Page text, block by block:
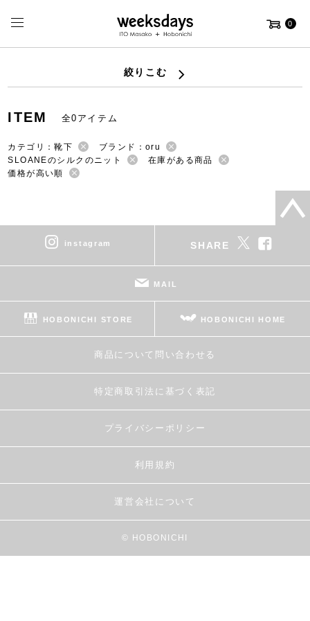
0
絞りこむ
ITEM 全0アイテム
カテゴリ：靴下
ブランド：oru
SLOANEのシルクのニット
在庫がある商品
価格が高い順
instagram SHARE
MAIL
HOBONICHI STORE HOBONICHI HOME
商品について問い合わせる
特定商取引法に基づく表記
プライバシーポリシー
利用規約
運営会社について
© HOBONICHI